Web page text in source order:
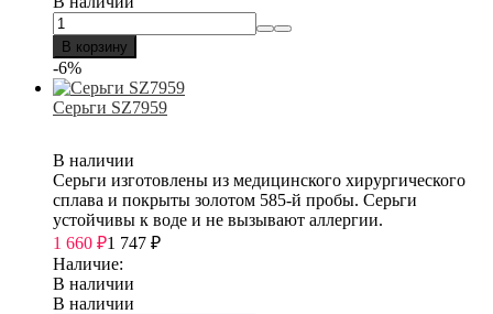
В корзину
-6%
Серьги SZ7959
В наличии
Серьги изготовлены из медицинского хирургического
сплава и покрыты золотом 585-й пробы. Серьги
устойчивы к воде и не вызывают аллергии.
1 660 ₽1 747 ₽
Наличие:
В наличии
В наличии